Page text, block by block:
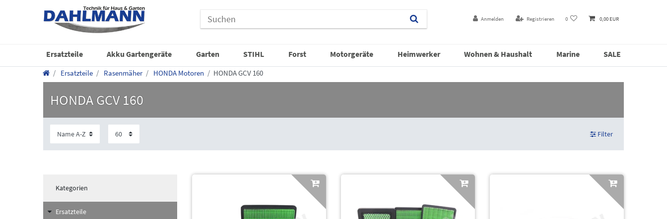
Anmelden Registrieren 0 0,00 EUR
Ersatzteile Akku Gartengeräte Garten STIHL Forst Motorgeräte Heimwerker Wohnen & Haushalt Marine SALE
Ersatzteile Rasenmäher HONDA Motoren HONDA GCV 160
HONDA GCV 160
Filter
Kategorien
Ersatzteile